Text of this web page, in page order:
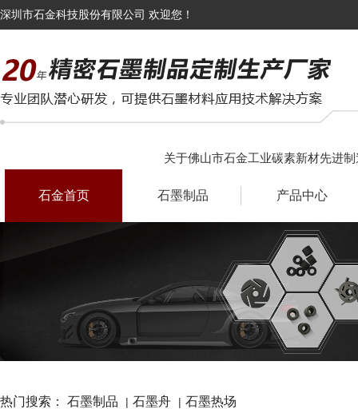
深圳市石金科技股份有限公司 欢迎您！
关于佛山市石金工业碳素新材先进
石金首页 石墨制品 产品中心
热门搜索： 石墨制品 | 石墨舟 | 石墨热场